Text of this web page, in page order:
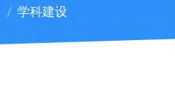
学科建设